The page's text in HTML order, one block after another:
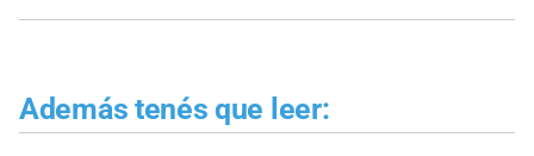
Además tenés que leer: